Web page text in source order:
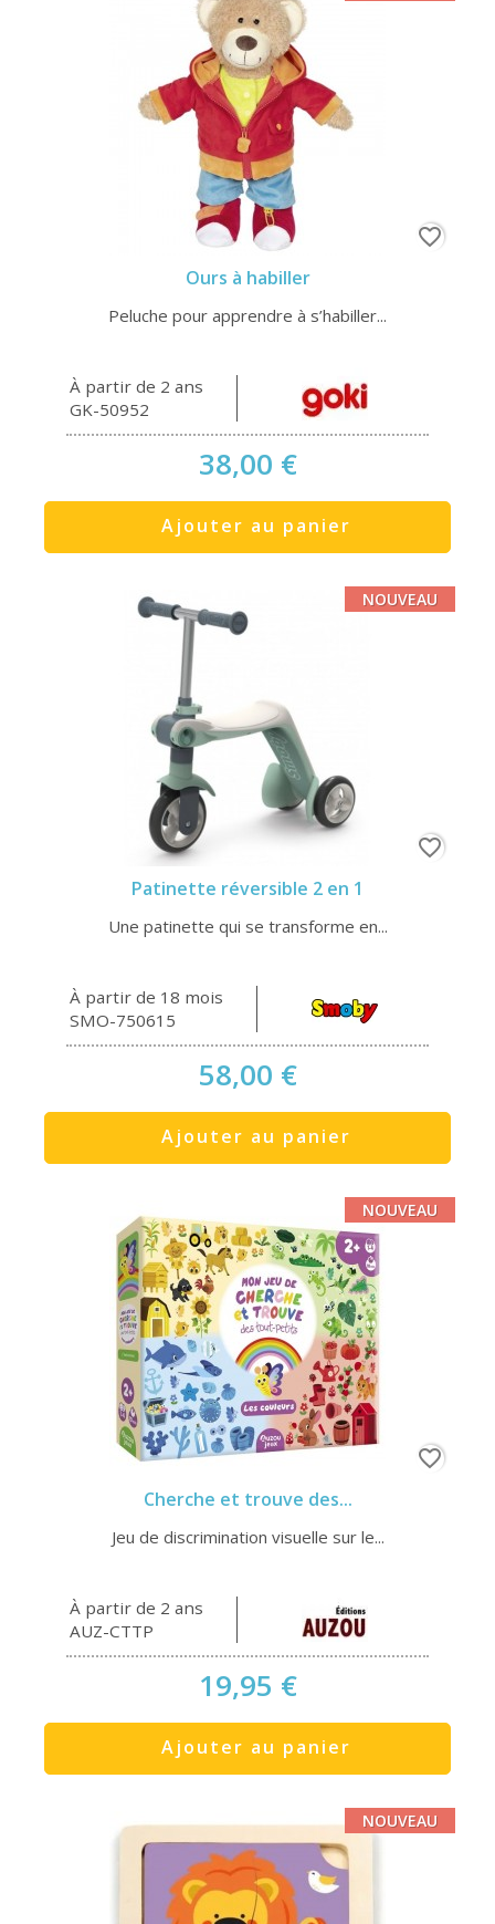
Ours à habiller
Peluche pour apprendre à s’habiller...
À partir de 2 ans
GK-50952
38,00 €
Ajouter au panier
favorite_border
Patinette réversible 2 en 1
Une patinette qui se transforme en...
À partir de 18 mois
SMO-750615
58,00 €
Ajouter au panier
NOUVEAU
favorite_border
Cherche et trouve des...
Jeu de discrimination visuelle sur le...
À partir de 2 ans
AUZ-CTTP
19,95 €
Ajouter au panier
NOUVEAU
favorite_border
NOUVEAU